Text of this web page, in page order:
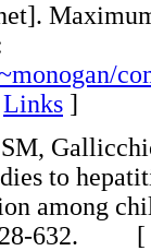
Links ]
to
among
628-632. [